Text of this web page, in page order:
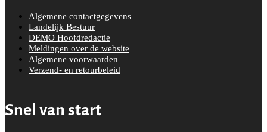
Algemene contactgegevens
Landelijk Bestuur
DEMO Hoofdredactie
Meldingen over de website
Algemene voorwaarden
Verzend- en retourbeleid
Snel van start